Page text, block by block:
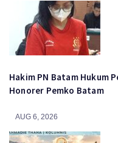
Hakim PN Batam Hukum
Honorer Pemko Batam
AUG 6, 2026